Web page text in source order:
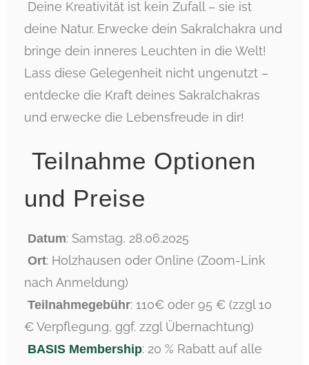
Deine Kreativität ist kein Zufall – sie ist
deine Natur. Erwecke dein Sakralchakra und
bringe dein inneres Leuchten in die Welt!
Lass diese Gelegenheit nicht ungenutzt –
entdecke die Kraft deines Sakralchakras
und erwecke die Lebensfreude in dir!
Teilnahme Optionen
und Preise
Datum: Samstag, 28.06.2025
Ort: Holzhausen oder Online (Zoom-Link
nach Anmeldung)
Teilnahmegebühr: 110€ oder 95 € (zzgl 10
€ Verpflegung, ggf. zzgl Übernachtung)
BASIS Membership: 20 % Rabatt auf alle